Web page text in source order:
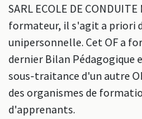
SARL ECOLE DE
formateur, il s'agit a priori
unipersonnelle. Cet OF a
dernier Bilan Pédagogique
sous-traitance d'un autre
des organismes de
d'apprenants.